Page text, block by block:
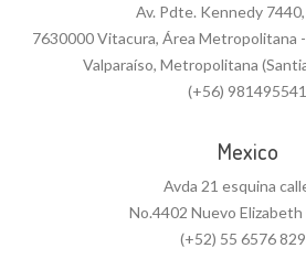
Av. Pdte. Kennedy
7630000 Vitacura, Área Metropolitana
Valparaíso, Metropolitana
(+56) 981495541
Mexico
Avda 21 esquina
No.4402 Nuevo
(+52) 55 6576